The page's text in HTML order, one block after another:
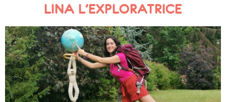
LINA L’EXPLORATRICE